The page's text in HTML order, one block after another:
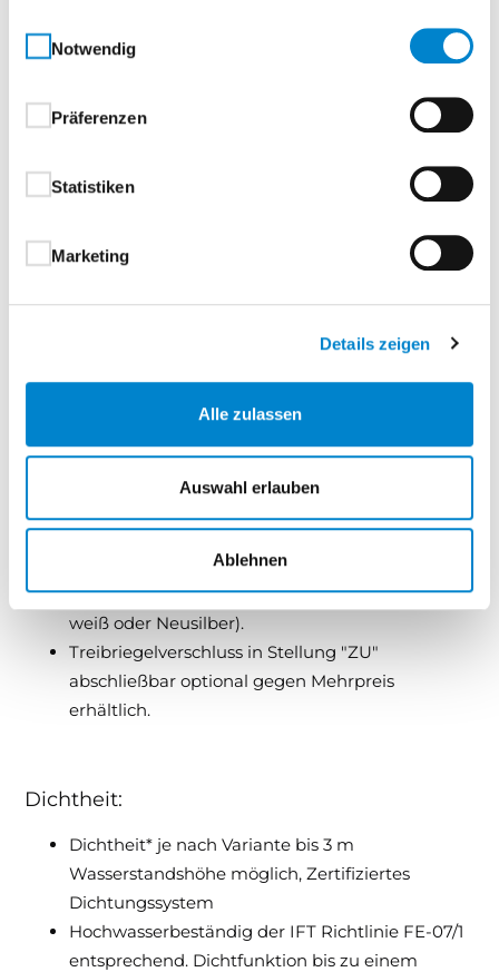
Notwendig
Präferenzen
Statistiken
Marketing
Details zeigen
Alle zulassen
Auswahl erlauben
Ablehnen
Aluminium.
Ausführung:
Treibriegelverschluss nicht abschließbar auf der
Innenseite zur Aktivierung der
Hochwasserbeständigkeit (Farbe Treibriegel
weiß oder Neusilber).
Treibriegelverschluss in Stellung "ZU"
abschließbar optional gegen Mehrpreis
erhältlich.
Dichtheit:
Dichtheit* je nach Variante bis 3 m
Wasserstandshöhe möglich, Zertifiziertes
Dichtungssystem
Hochwasserbeständig der IFT Richtlinie FE-07/1
entsprechend. Dichtfunktion bis zu einem